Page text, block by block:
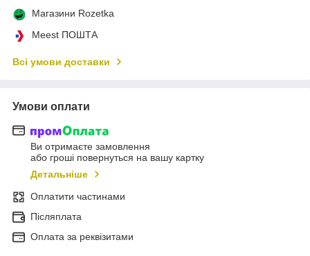
Магазини Rozetka
Meest ПОШТА
Всі умови доставки
Умови оплати
Ви отримаєте замовлення
або гроші повернуться на вашу картку
Детальніше
Оплатити частинами
Післяплата
Оплата за реквізитами